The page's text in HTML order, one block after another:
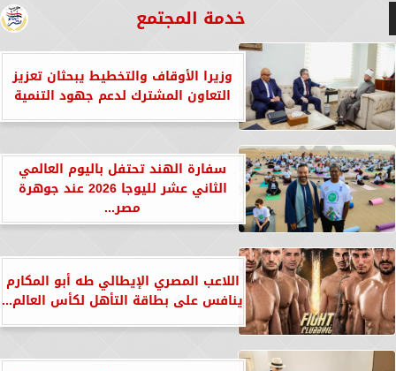
خدمة المجتمع
وزيرا الأوقاف والتخطيط يبحثان تعزيز
التعاون المشترك لدعم جهود التنمية
سفارة الهند تحتفل باليوم العالمي
الثاني عشر لليوجا 2026 عند جوهرة
مصر...
اللاعب المصري الإيطالي طه أبو المكارم
ينافس على بطاقة التأهل لكأس العالم...